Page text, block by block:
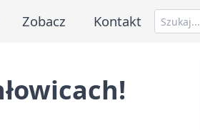
Zobacz Kontakt